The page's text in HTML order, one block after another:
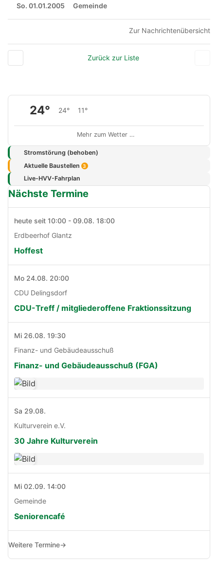
So. 01.01.2005 Gemeinde
Zur Nachrichtenübersicht
Zurück zur Liste
24° 24° 11°
Mehr zum Wetter …
Stromstörung (behoben)
Aktuelle Baustellen 3
Live-HVV-Fahrplan
Nächste Termine
heute seit 10:00 - 09.08. 18:00
Erdbeerhof Glantz
Hoffest
Mo 24.08. 20:00
CDU Delingsdorf
CDU-Treff / mitgliederoffene Fraktionssitzung
Mi 26.08. 19:30
Finanz- und Gebäudeausschuß
Finanz- und Gebäudeausschuß (FGA)
Sa 29.08.
Kulturverein e.V.
30 Jahre Kulturverein
Mi 02.09. 14:00
Gemeinde
Seniorencafé
Weitere Termine→